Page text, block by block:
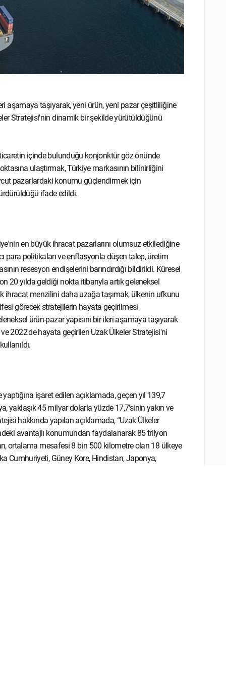
aşamaya taşıyarak, yeni ürün, yeni pazar çeşitliliğine
Stratejisi'nin dinamik bir şekilde yürütüldüğünü
ticaretin içinde bulunduğu konjonktür göz önünde
ulaştırmak, Türkiye markasının bilinirliğini
pazarlardaki konumu güçlendirmek için
ifade edildi.
en büyük ihracat pazarlarını olumsuz etkilediğine
para politikaları ve enflasyonla düşen talep, üretim
resesyon endişelerini barındırdığı bildirildi. Küresel
20 yılda geldiği nokta itibarıyla artık geleneksel
ihracat menzilini daha uzağa taşımak, ülkenin ufkunu
görecek stratejilerin hayata geçirilmesi
ürün-pazar yapısını bir ileri aşamaya taşıyarak
2022'de hayata geçirilen Uzak Ülkeler Stratejisi'ni
işaret edilen açıklamada, geçen yıl 139,7
yaklaşık 45 milyar dolarla yüzde 17,7'sinin yakın ve
hakkında yapılan açıklamada, “Uzak Ülkeler
avantajlı konumundan faydalanarak 85 trilyon
ortalama mesafesi 8 bin 500 kilometre olan 18 ülkeye
Cumhuriyeti, Güney Kore, Hindistan, Japonya,